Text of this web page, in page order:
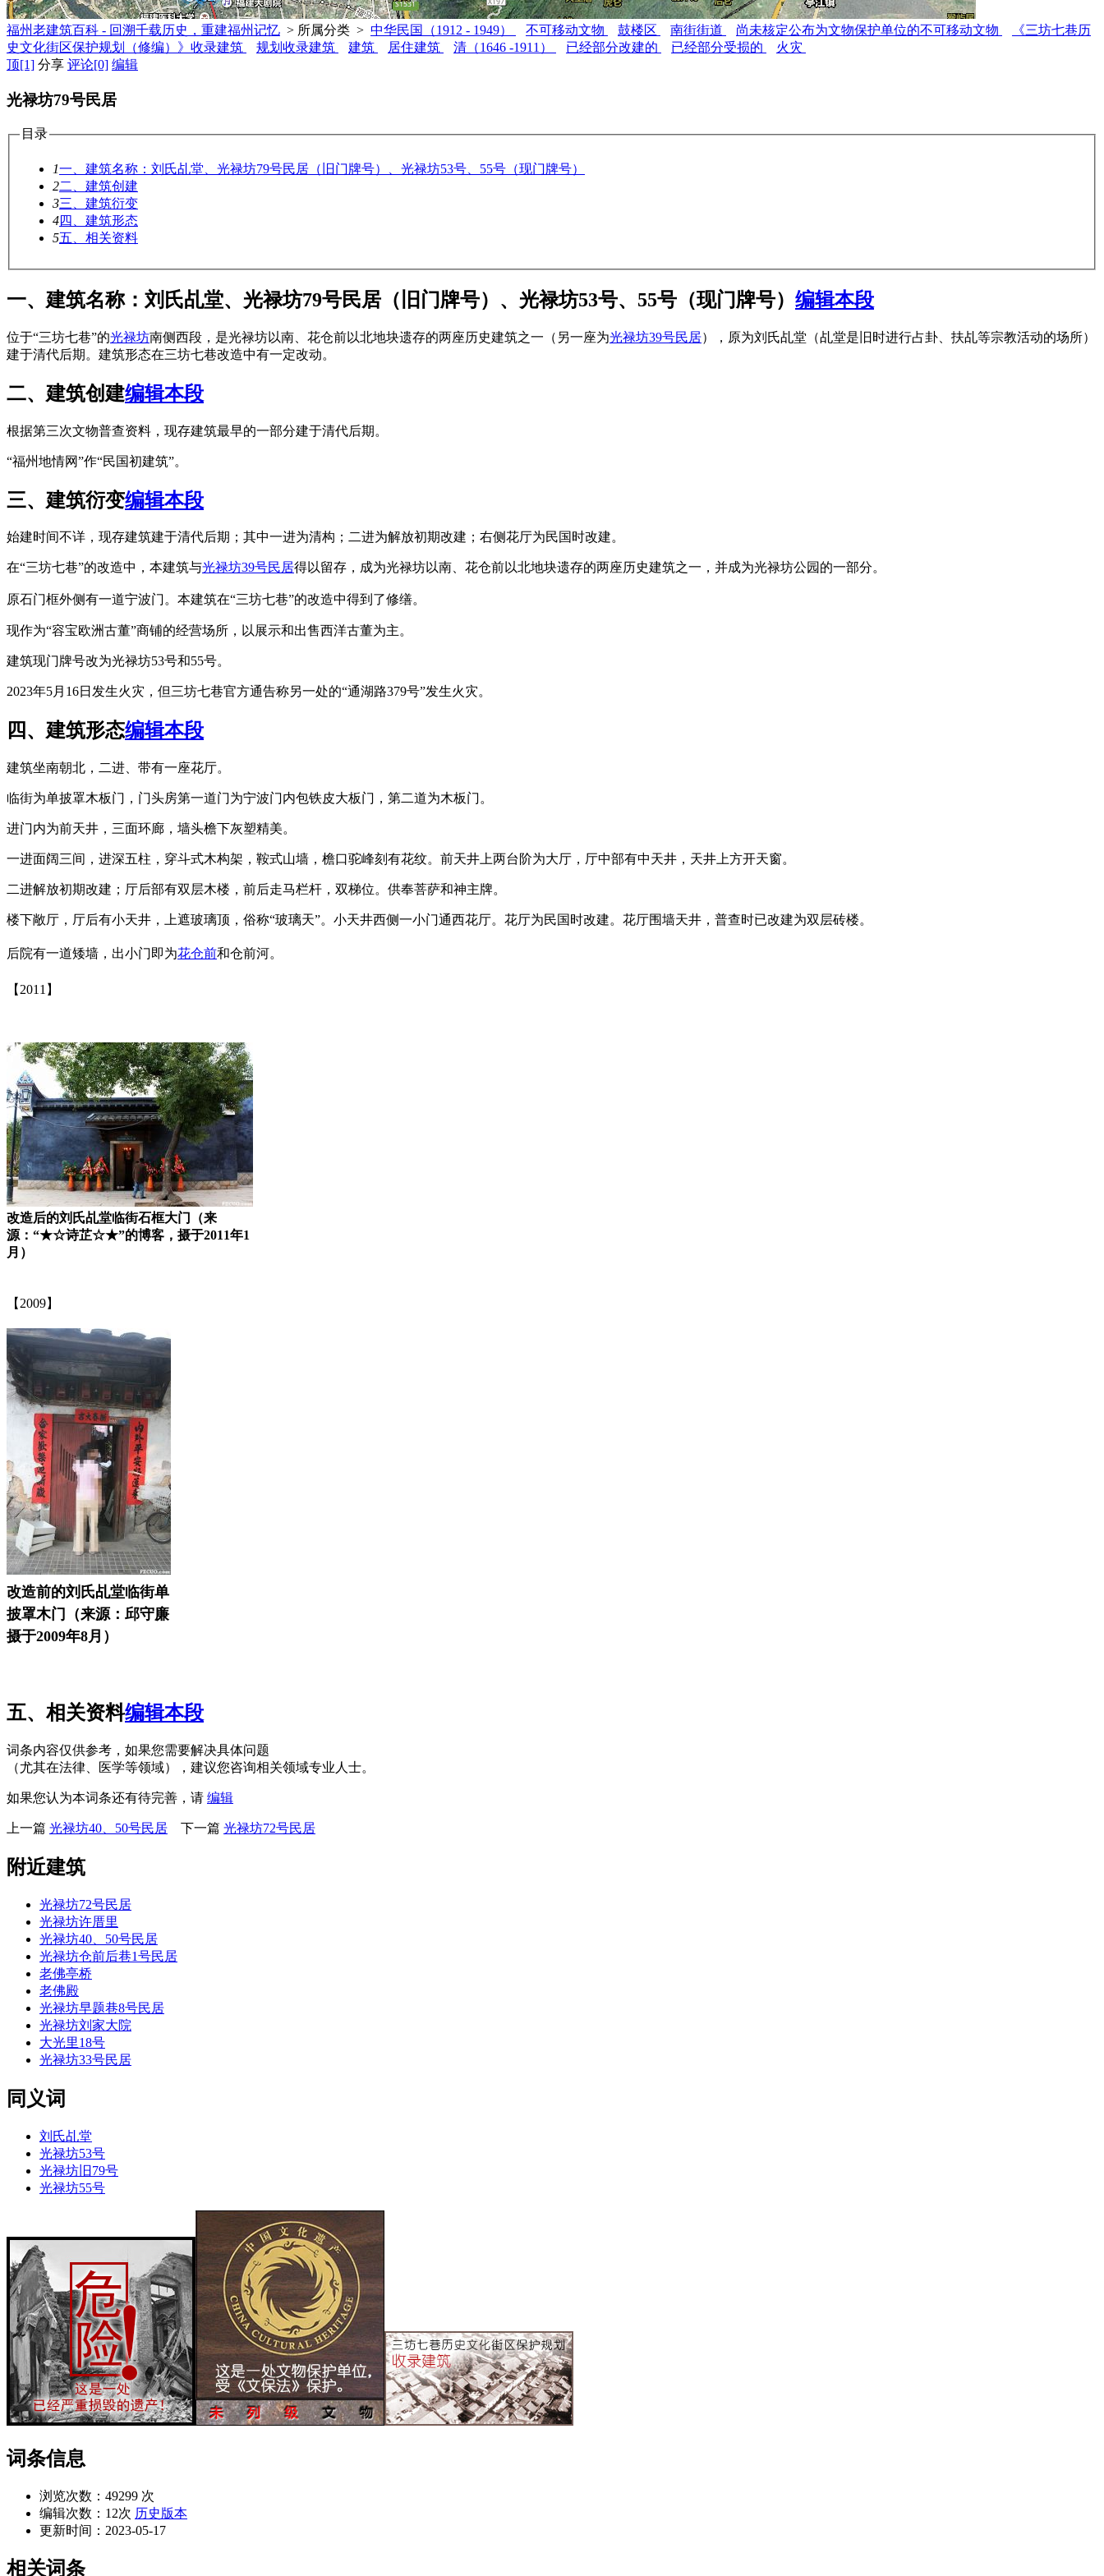
福州老建筑百科 - 回溯千载历史，重建福州记忆 > 所属分类 > 中华民国（1912 - 1949） 不可移动文物 鼓楼区 南街街道 尚未核定公布为文物保护单位的不可移动文物
《三坊七巷历
史文化街区保护规划（修编）》收录建筑
规划收录建筑 建筑 居住建筑 清（1646 -1911） 已经部分改建的 已经部分受损的
火灾
顶[1] 分享 评论[0] 编辑
光禄坊79号民居
目录
1一、建筑名称：刘氏乩堂、光禄坊79号民居（旧门牌号）、光禄坊53号、55号（现门牌号）
2二、建筑创建
3三、建筑衍变
4四、建筑形态
5五、相关资料
一、建筑名称：刘氏乩堂、光禄坊79号民居（旧门牌号）、光禄坊53号、55号（现门牌号） 编辑本段
位于“三坊七巷”的光禄坊南侧西段，是光禄坊以南、花仓前以北地块遗存的两座历史建筑之一（另一座为光禄坊39号民居），原为刘氏乩堂（乩堂是旧时进行占卦、扶乩等宗教活动的场所）
建于清代后期。建筑形态在三坊七巷改造中有一定改动。
二、建筑创建编辑本段
根据第三次文物普查资料，现存建筑最早的一部分建于清代后期。
“福州地情网”作“民国初建筑”。
三、建筑衍变编辑本段
始建时间不详，现存建筑建于清代后期；其中一进为清构；二进为解放初期改建；右侧花厅为民国时改建。
在“三坊七巷”的改造中，本建筑与光禄坊39号民居得以留存，成为光禄坊以南、花仓前以北地块遗存的两座历史建筑之一，并成为光禄坊公园的一部分。
原石门框外侧有一道宁波门。 本建筑在“三坊七巷”的改造中得到了修缮。
现作为“容宝欧洲古董”商铺的经营场所，以展示和出售西洋古董为主。
建筑现门牌号改为光禄坊53号和55号。
2023年5月16日发生火灾，但三坊七巷官方通告称另一处的“通湖路379号”发生火灾。
四、建筑形态编辑本段
建筑坐南朝北，二进、带有一座花厅。
临街为单披罩木板门，门头房第一道门为宁波门内包铁皮大板门，第二道为木板门。
进门内为前天井，三面环廊，墙头檐下灰塑精美。
一进面阔三间，进深五柱，穿斗式木构架，鞍式山墙，檐口驼峰刻有花纹。前天井上两台阶为大厅，厅中部有中天井，天井上方开天窗。
二进解放初期改建；厅后部有双层木楼，前后走马栏杆，双梯位。供奉菩萨和神主牌。
楼下敞厅，厅后有小天井，上遮玻璃顶，俗称“玻璃天”。小天井西侧一小门通西花厅。花厅为民国时改建。花厅围墙天井，普查时已改建为双层砖楼。
后院有一道矮墙，出小门即为花仓前和仓前河。
【2011】
改造后的刘氏乩堂临街石框大门（来
源：“★☆诗芷☆★”的博客，摄于2011年1
月）
【2009】
改造前的刘氏乩堂临街单
披罩木门（来源：邱守廉
摄于2009年8月）
五、相关资料编辑本段
词条内容仅供参考，如果您需要解决具体问题
（尤其在法律、医学等领域），建议您咨询相关领域专业人士。
如果您认为本词条还有待完善，请 编辑
上一篇 光禄坊40、50号民居 下一篇 光禄坊72号民居
附近建筑
光禄坊72号民居
光禄坊许厝里
光禄坊40、50号民居
光禄坊仓前后巷1号民居
老佛亭桥
老佛殿
光禄坊早题巷8号民居
光禄坊刘家大院
大光里18号
光禄坊33号民居
同义词
刘氏乩堂
光禄坊53号
光禄坊旧79号
光禄坊55号
词条信息
浏览次数： 49299 次
编辑次数： 12次 历史版本
更新时间： 2023-05-17
相关词条